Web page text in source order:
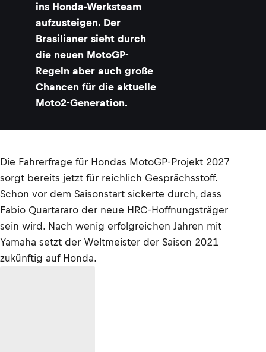
ins Honda-Werksteam
aufzusteigen. Der
Brasilianer sieht durch
die neuen MotoGP-
Regeln aber auch große
Chancen für die aktuelle
Moto2-Generation.
Die Fahrerfrage für Hondas MotoGP-Projekt 2027
sorgt bereits jetzt für reichlich Gesprächsstoff.
Schon vor dem Saisonstart sickerte durch, dass
Fabio Quartararo der neue HRC-Hoffnungsträger
sein wird. Nach wenig erfolgreichen Jahren mit
Yamaha setzt der Weltmeister der Saison 2021
zukünftig auf Honda.